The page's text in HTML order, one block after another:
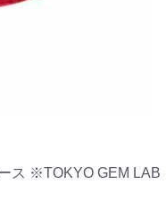
ス ※TOKYO GEM LAB